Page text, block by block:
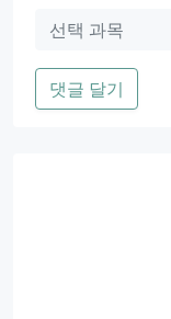
댓글 달기